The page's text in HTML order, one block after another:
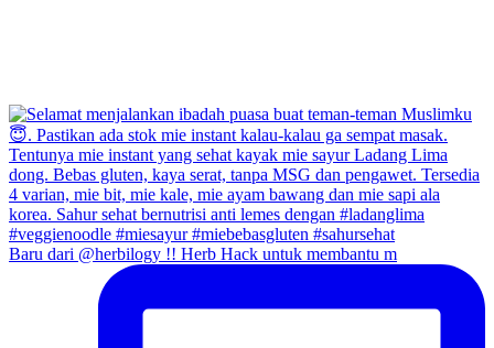
Baru dari @herbilogy !! Herb Hack untuk membantu m